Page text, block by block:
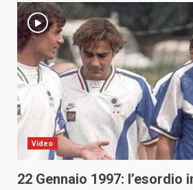
Video
22 Gennaio 1997: l’esordio